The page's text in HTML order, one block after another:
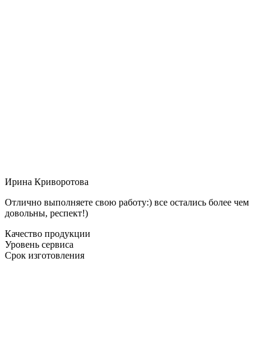
Ирина Криворотова
Отлично выполняете свою работу:) все остались более чем
довольны, респект!)
Качество продукции
Уровень сервиса
Срок изготовления